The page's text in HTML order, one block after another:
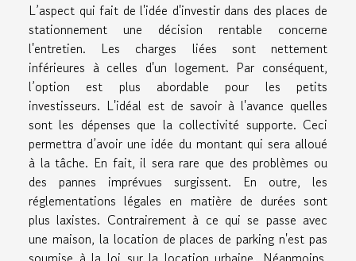
L’aspect qui fait de l'idée d'investir dans des places de
stationnement une décision rentable concerne
l'entretien. Les charges liées sont nettement
inférieures à celles d'un logement. Par conséquent,
l’option est plus abordable pour les petits
investisseurs. L'idéal est de savoir à l'avance quelles
sont les dépenses que la collectivité supporte. Ceci
permettra d’avoir une idée du montant qui sera alloué
à la tâche. En fait, il sera rare que des problèmes ou
des pannes imprévues surgissent. En outre, les
réglementations légales en matière de durées sont
plus laxistes. Contrairement à ce qui se passe avec
une maison, la location de places de parking n'est pas